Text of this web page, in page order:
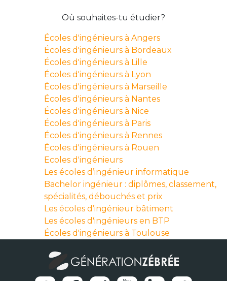
Où souhaites-tu étudier?
Écoles d'ingénieurs à Angers
Écoles d'ingénieurs à Bordeaux
Écoles d'ingénieurs à Lille
Écoles d'ingénieurs à Lyon
Écoles d'ingénieurs à Marseille
Écoles d'ingénieurs à Nantes
Écoles d'ingénieurs à Nice
Écoles d'ingénieurs à Paris
Écoles d'ingénieurs à Rennes
Écoles d'ingénieurs à Rouen
Ecoles d'ingénieurs
Les écoles d’ingénieur informatique
Bachelor ingénieur : diplômes, classement,
spécialités, débouchés et prix
Les écoles d’ingénieur bâtiment
Les écoles d'ingénieurs en BTP
Écoles d'ingénieurs à Toulouse